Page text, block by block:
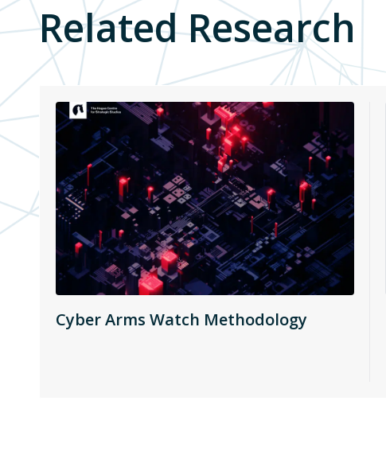
Related Research
Cyber Arms Watch Methodology